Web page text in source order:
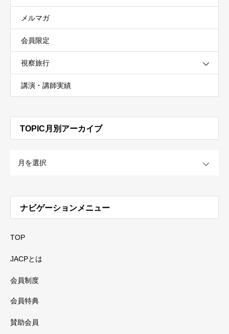
メルマガ
会員限定
視察旅行
講演・講師実績
TOPIC月別アーカイブ
ナビゲーションメニュー
TOP
JACPとは
会員制度
会員特典
賛助会員